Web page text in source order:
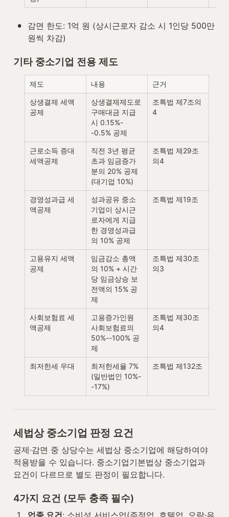
•
감면 한도: 1억 원 (상시근로자 감소 시 1인당 500만
원씩 차감)
기타 중소기업 전용 제도
제도 내용 근거
상생결제 세액
공제
상생결제제도로
구매대금 지급
시 0.15%-
-0.5% 공제
조특법 제7조의
4
근로소득 증대
세액공제
직전 3년 평균
초과 임금증가
분의 20% 공제
(대기업 10%)
조특법 제29조
의4
경영성과급 세
액공제
성과공유 중소
기업이 상시근
로자에게 지급
한 경영성과급
의 10% 공제
조특법 제19조
고용유지 세액
공제
임금감소 총액
의 10% + 시간
당 임금상승 보
전액의 15% 공
제
조특법 제30조
의3
사회보험료 세
액공제
고용증가인원
사회보험료의
50%--100% 공
제
조특법 제30조
의4
최저한세 우대
최저한세율 7%
(일반법인 10%-
-17%)
조특법 제132조
세법상 중소기업 판정 요건
공제·감면 중 상당수는 세법상 중소기업에 해당하여야
적용받을 수 있습니다. 중소기업기본법상 중소기업과
요건이 다르므로 별도 판정이 필요합니다.
4가지 요건 (모두 충족 필수)
1 업종 요건: 소비성 서비스업(주점업, 호텔업, 오락·유